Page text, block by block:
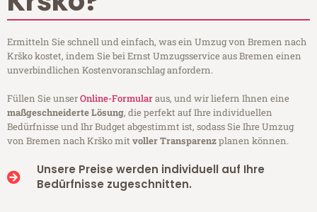
Ermitteln Sie schnell und einfach, was ein Umzug von Bremen nach
Krško kostet, indem Sie bei Ernst Umzugsservice aus Bremen einen
unverbindlichen Kostenvoranschlag anfordern.
Füllen Sie unserOnline-Formularaus, und wir liefern Ihnen eine
maßgeschneiderte Lösung, die perfekt auf Ihre individuellen
Bedürfnisse und Ihr Budget abgestimmt ist, sodass Sie Ihre Umzug
von Bremen nach Krško mitvoller Transparenzplanen können.
Unsere Preise werden individuell auf Ihre
Bedürfnisse zugeschnitten.